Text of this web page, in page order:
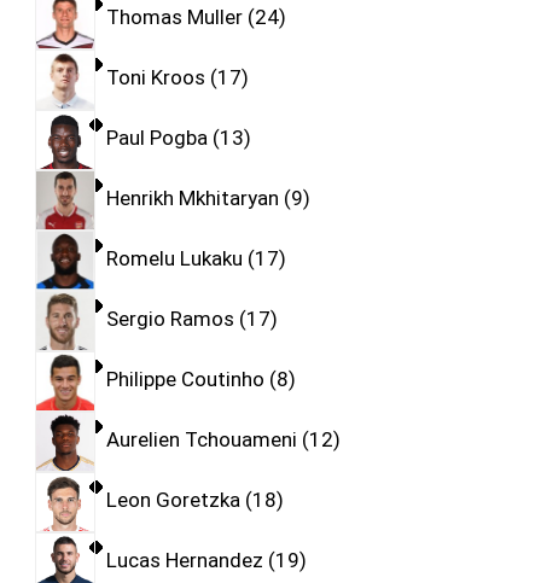
Thomas Muller 24
Toni Kroos 17
Paul Pogba 13
Henrikh Mkhitaryan 9
Romelu Lukaku 17
Sergio Ramos 17
Philippe Coutinho 8
Aurelien Tchouameni 12
Leon Goretzka 18
Lucas Hernandez 19